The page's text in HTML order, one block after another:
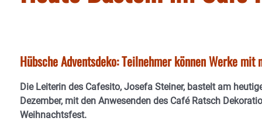
Hübsche Adventsdeko: Teilnehmer können Werke mit
Die Leiterin des Cafesito, Josefa Steiner, bastelt am
Dezember, mit den Anwesenden des Café Ratsch
Weihnachtsfest.